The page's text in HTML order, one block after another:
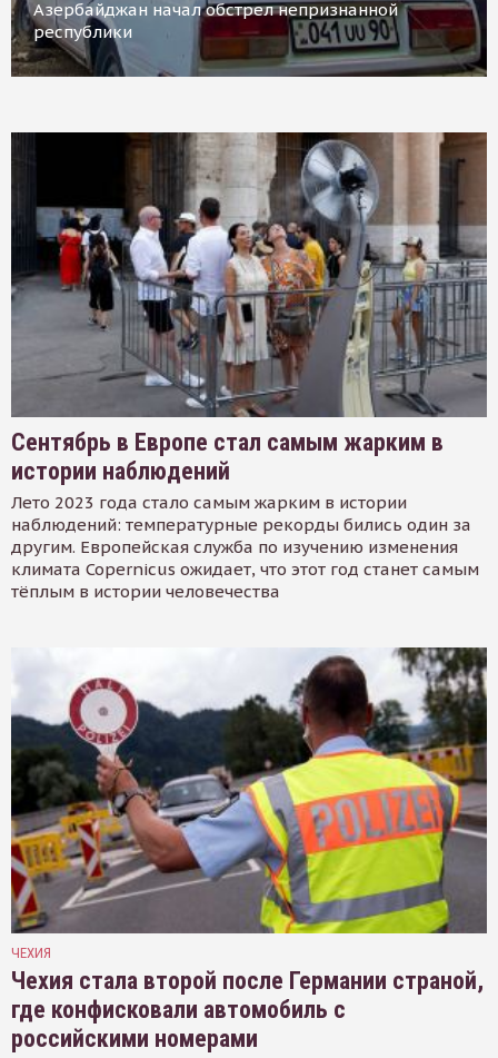
Азербайджан начал обстрел непризнанной
республики
Сентябрь в Европе стал самым жарким в
истории наблюдений
Лето 2023 года стало самым жарким в истории
наблюдений: температурные рекорды бились один за
другим. Европейская служба по изучению изменения
климата Copernicus ожидает, что этот год станет самым
тёплым в истории человечества
ЧЕХИЯ
Чехия стала второй после Германии страной,
где конфисковали автомобиль с
российскими номерами